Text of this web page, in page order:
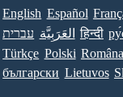
English Español
עברית العَرَبِيَّة हिन्दी
Türkçe Polski Româna
български Lietuvos